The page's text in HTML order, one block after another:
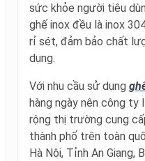
sức khỏe người tiêu
ghế inox đều là inox
rỉ sét, đảm bảo chất
dụng.
Với nhu cầu sử dụng
hàng ngày nên công ty
rộng thị trường cung
thành phố trên toàn
Hà Nội, Tỉnh An Giang,